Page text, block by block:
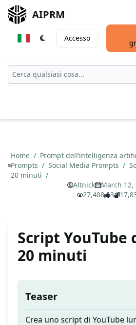
AIPRM
Accesso
Home / Prompt dell’intelligenza
Prompts / Social Media Prompts /
20 minuti /
Altnick
March 12,
27,408
3
Script YouTube
20 minuti
Teaser
Crea uno script di YouTube